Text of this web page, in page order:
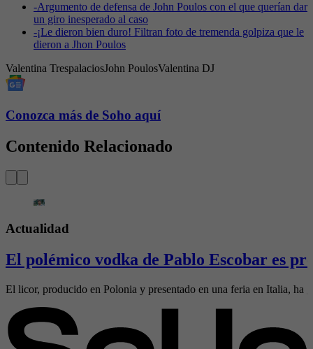
-Argumento de defensa de John Poulos con el que querían dar
un giro inesperado al caso
-¡Le dieron bien duro! Filtran foto de tremenda golpiza que le
dieron a Jhon Poulos
Valentina TrespalaciosJohn PoulosValentina DJ
Conozca más de Soho aquí
Contenido Relacionado
Actualidad
El polémico vodka de Pablo Escobar es
El licor, producido en Polonia y presentado en una feria en Italia, ha